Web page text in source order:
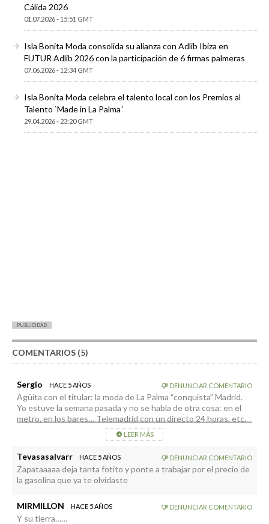
Cálida 2026
01.07.2026 - 15:51 GMT
Isla Bonita Moda consolida su alianza con Adlib Ibiza en
FUTUR Adlib 2026 con la participación de 6 firmas palmeras
07.06.2026 - 12:34 GMT
Isla Bonita Moda celebra el talento local con los Premios al
Talento `Made in La Palma´
29.04.2026 - 23:20 GMT
PUBLICIDAD
COMENTARIOS (5)
Sergio HACE 5 AÑOS DENUNCIAR COMENTARIO
Agüita con el titular: la moda de La Palma “conquista” Madrid.
Yo estuve la semana pasada y no se habla de otra cosa: en el
metro, en los bares… Telemadrid con un directo 24 horas, etc.
LEER MÁS
Tevasasalvarr HACE 5 AÑOS DENUNCIAR COMENTARIO
Zapataaaaa deja tanta fotito y ponte a trabajar por el precio de
la gasolina que ya te olvidaste
MIRMILLON HACE 5 AÑOS DENUNCIAR COMENTARIO
Y su tierra……